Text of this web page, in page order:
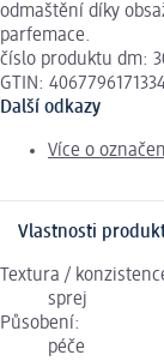
odmaštění díky
parfemace.
číslo produktu dm:
GTIN:
Další odkazy
Více o
Vlastnosti
Textura /
sprej
Působení:
péče